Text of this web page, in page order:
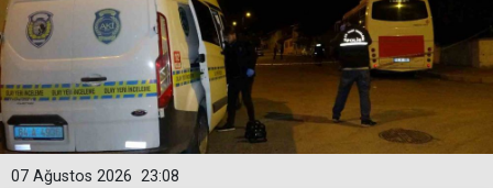
23:08
07 Ağustos 2026